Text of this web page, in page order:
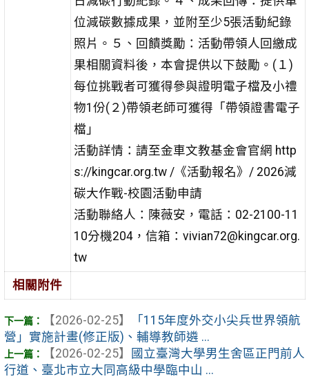
位減碳數據成果，並附至少5張活動紀錄
照片。５、回饋獎勵：活動帶領人回繳成
果相關資料後，本會提供以下鼓勵。(１)
每位挑戰者可獲得參與證明電子檔及小禮
物1份(２)帶領老師可獲得「帶領證書電子
檔」
活動詳情：請至金車文教基金會官網 http
s://kingcar.org.tw /《活動報名》/ 2026減
碳大作戰-校園活動申請
活動聯絡人：陳薇安，電話：02-2100-11
10分機204，信箱：vivian72@kingcar.org.
tw
相關附件
【2026-02-25】
「115年度外交小尖兵世界領航
營」實施計畫(修正版)、輔導教師遴 ...
【2026-02-25】
國立臺灣大學男生舍區正門前人
行道、臺北市立大同高級中學臨中山 ...